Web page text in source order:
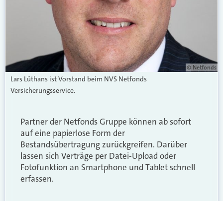
© Netfonds
Lars Lüthans ist Vorstand beim NVS Netfonds
Versicherungsservice.
Partner der Netfonds Gruppe können ab sofort
auf eine papierlose Form der
Bestandsübertragung zurückgreifen. Darüber
lassen sich Verträge per Datei-Upload oder
Fotofunktion an Smartphone und Tablet schnell
erfassen.